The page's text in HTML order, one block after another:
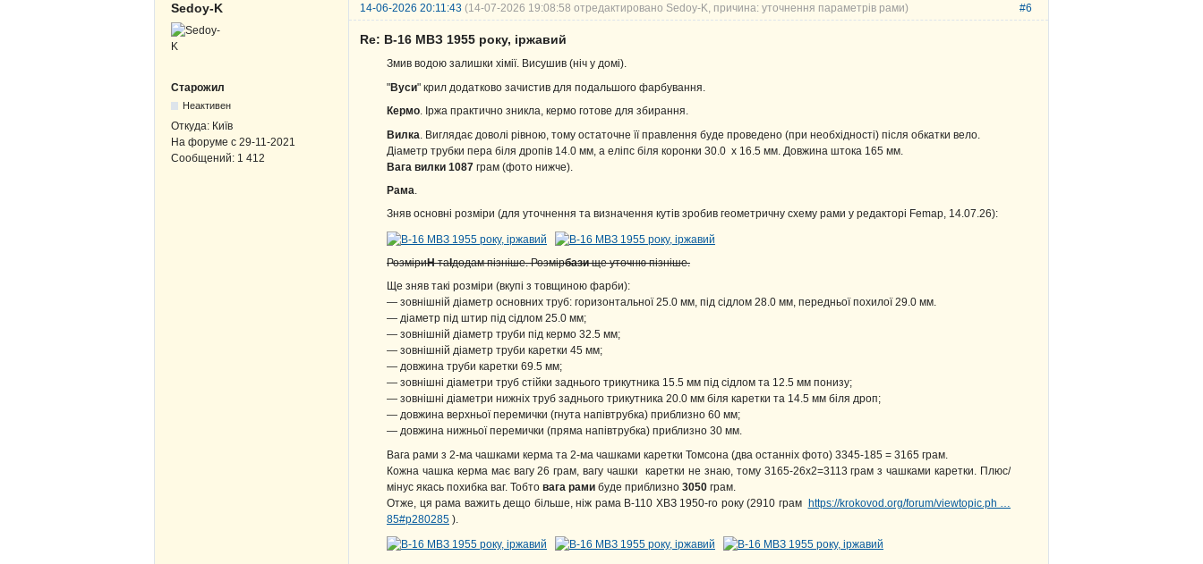
#6
Sedoy-K 14-06-2026 20:11:43 (14-07-2026 19:08:58 отредактировано Sedoy-K, причина: уточнення параметрів рами)
Старожил
Неактивен
Откуда: Київ
На форуме с 29-11-2021
Сообщений: 1 412
Re: В-16 МВЗ 1955 року, іржавий
Змив водою залишки хімії. Висушив (ніч у домі).
"Вуси" крил додатково зачистив для подальшого фарбування.
Кермо. Іржа практично зникла, кермо готове для збирання.
Вилка . Виглядає доволі рівною, тому остаточне її правлення буде проведено (при необхідності) після обкатки вело.
Діаметр трубки пера біля дропів 14.0 мм, а еліпс біля коронки 30.0 х 16.5 мм. Довжина штока 165 мм.
Вага вилки 1087 грам (фото нижче).
Рама.
Зняв основні розміри (для уточнення та визначення кутів зробив геометричну схему рами у редакторі Femap, 14.07.26):
РозміриHтаIдодам пізніше. Розмірбазище уточню пізніше.
Ще зняв такі розміри (вкупі з товщиною фарби):
— зовнішній діаметр основних труб: горизонтальної 25.0 мм, під сідлом 28.0 мм, передньої похилої 29.0 мм.
— діаметр під штир під сідлом 25.0 мм;
— зовнішній діаметр труби під кермо 32.5 мм;
— зовнішній діаметр труби каретки 45 мм;
— довжина труби каретки 69.5 мм;
— зовнішні діаметри труб стійки заднього трикутника 15.5 мм під сідлом та 12.5 мм понизу;
— зовнішні діаметри нижніх труб заднього трикутника 20.0 мм біля каретки та 14.5 мм біля дроп;
— довжина верхньої перемички (гнута напівтрубка) приблизно 60 мм;
— довжина нижньої перемички (пряма напівтрубка) приблизно 30 мм.
Вага рами з 2-ма чашками керма та 2-ма чашками каретки Томсона (два останніх фото) 3345-185 = 3165 грам.
Кожна чашка керма має вагу 26 грам, вагу чашки каретки не знаю, тому 3165-26х2=3113 грам з чашками каретки. Плюс/
мінус якась похибка ваг. Тобто вага рами буде приблизно 3050 грам.
Отже, ця рама важить дещо більше, ніж рама В-110 ХВЗ 1950-го року (2910 грам https://krokovod.org/forum/viewtopic.ph …
85#p280285 ).